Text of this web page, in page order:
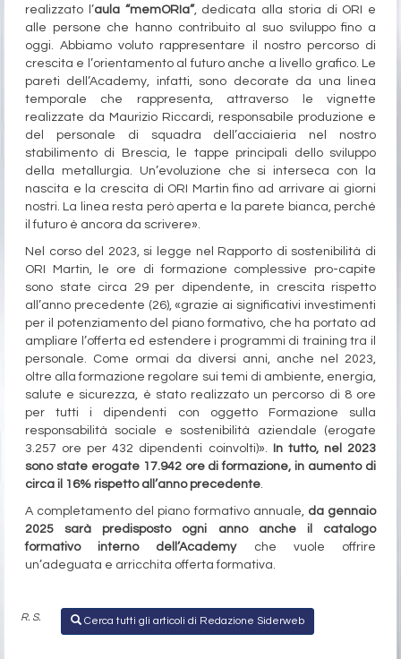
realizzato l’aula “memORIa”, dedicata alla storia di ORI e
alle persone che hanno contribuito al suo sviluppo fino a
oggi. Abbiamo voluto rappresentare il nostro percorso di
crescita e l’orientamento al futuro anche a livello grafico. Le
pareti dell’Academy, infatti, sono decorate da una linea
temporale che rappresenta, attraverso le vignette
realizzate da Maurizio Riccardi, responsabile produzione e
del personale di squadra dell’acciaieria nel nostro
stabilimento di Brescia, le tappe principali dello sviluppo
della metallurgia. Un’evoluzione che si interseca con la
nascita e la crescita di ORI Martin fino ad arrivare ai giorni
nostri. La linea resta però aperta e la parete bianca, perché
il futuro è ancora da scrivere».
Nel corso del 2023, si legge nel Rapporto di sostenibilità di
ORI Martin, le ore di formazione complessive pro-capite
sono state circa 29 per dipendente, in crescita rispetto
all’anno precedente (26), «grazie ai significativi investimenti
per il potenziamento del piano formativo, che ha portato ad
ampliare l’offerta ed estendere i programmi di training tra il
personale. Come ormai da diversi anni, anche nel 2023,
oltre alla formazione regolare sui temi di ambiente, energia,
salute e sicurezza, è stato realizzato un percorso di 8 ore
per tutti i dipendenti con oggetto Formazione sulla
responsabilità sociale e sostenibilità aziendale (erogate
3.257 ore per 432 dipendenti coinvolti)».
In tutto, nel 2023
sono state erogate 17.942 ore di formazione, in aumento di
circa il 16% rispetto all’anno precedente.
A completamento del piano formativo annuale, da gennaio
2025 sarà predisposto ogni anno anche il catalogo
formativo interno dell’Academyche vuole offrire
un’adeguata e arricchita offerta formativa.
R. S. Cerca tutti gli articoli di Redazione Siderweb